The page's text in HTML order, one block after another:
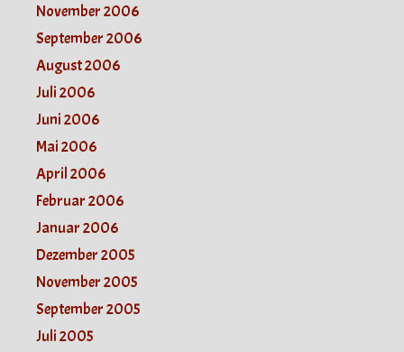
November 2006
September 2006
August 2006
Juli 2006
Juni 2006
Mai 2006
April 2006
Februar 2006
Januar 2006
Dezember 2005
November 2005
September 2005
Juli 2005